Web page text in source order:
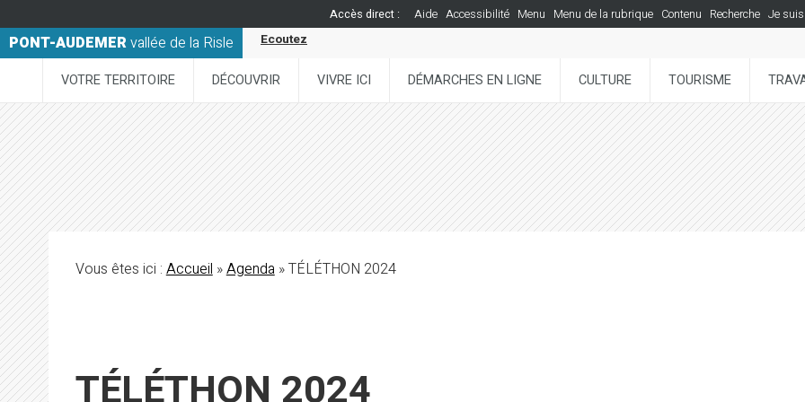
Accès direct : Aide Accessibilité Menu Menu de la rubrique Contenu Recherche Je suis
PONT-AUDEMERvallée de la Risle Ecoutez
VOTRE TERRITOIRE DÉCOUVRIR VIVRE ICI DÉMARCHES EN LIGNE CULTURE TOURISME
Vous êtes ici :Accueil»Agenda» TÉLÉTHON 2024